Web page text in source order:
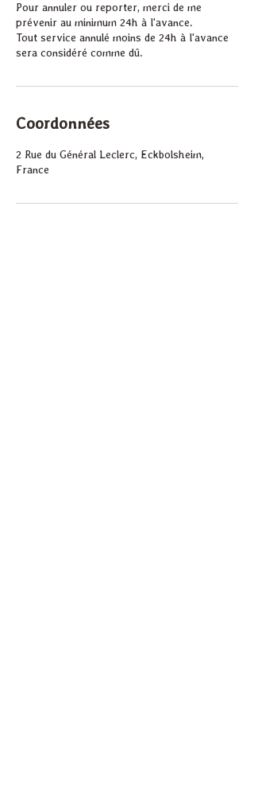
Pour annuler ou reporter, merci de me
prévenir au minimum 24h à l'avance.
Tout service annulé moins de 24h à l'avance
sera considéré comme dû.
Coordonnées
2 Rue du Général Leclerc, Eckbolsheim,
France